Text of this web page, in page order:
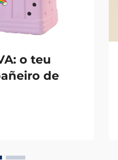
o teu
de